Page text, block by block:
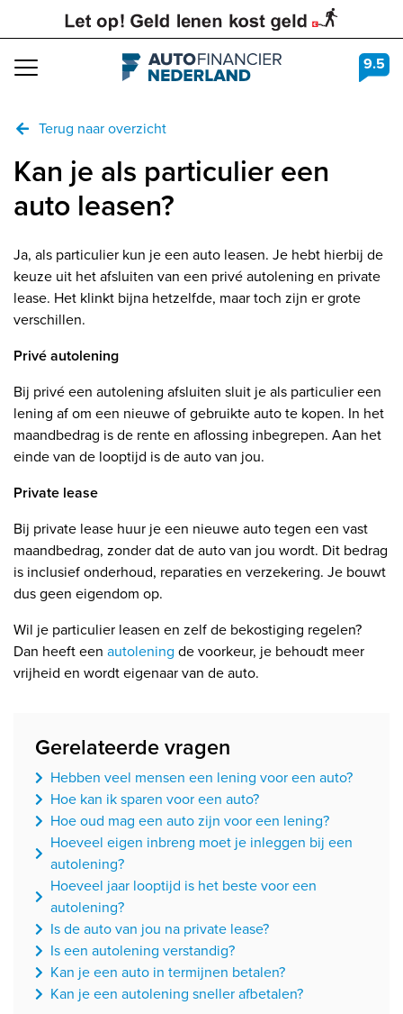
Navigation 9.5
Terug naar overzicht
Kan je als particulier een
auto leasen?
Ja, als particulier kun je een auto leasen. Je hebt hierbij de
keuze uit het afsluiten van een privé autolening en private
lease. Het klinkt bijna hetzelfde, maar toch zijn er grote
verschillen.
Privé autolening
Bij privé een autolening afsluiten sluit je als particulier een
lening af om een nieuwe of gebruikte auto te kopen. In het
maandbedrag is de rente en aflossing inbegrepen. Aan het
einde van de looptijd is de auto van jou.
Private lease
Bij private lease huur je een nieuwe auto tegen een vast
maandbedrag, zonder dat de auto van jou wordt. Dit bedrag
is inclusief onderhoud, reparaties en verzekering. Je bouwt
dus geen eigendom op.
Wil je particulier leasen en zelf de bekostiging regelen?
Dan heeft een autolening de voorkeur, je behoudt meer
vrijheid en wordt eigenaar van de auto.
Gerelateerde vragen
Hebben veel mensen een lening voor een auto?
Hoe kan ik sparen voor een auto?
Hoe oud mag een auto zijn voor een lening?
Hoeveel eigen inbreng moet je inleggen bij een
autolening?
Hoeveel jaar looptijd is het beste voor een
autolening?
Is de auto van jou na private lease?
Is een autolening verstandig?
Kan je een auto in termijnen betalen?
Kan je een autolening sneller afbetalen?